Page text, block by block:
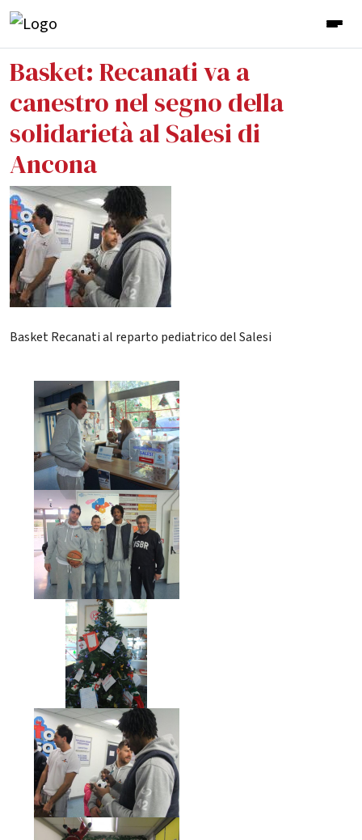
Basket: Recanati va a
canestro nel segno della
solidarietà al Salesi di
Ancona
Basket Recanati al reparto pediatrico del Salesi